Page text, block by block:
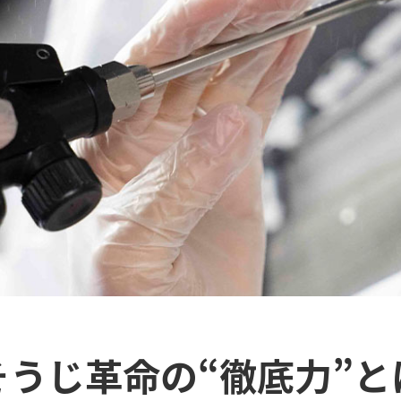
じ革命の“徹底力”